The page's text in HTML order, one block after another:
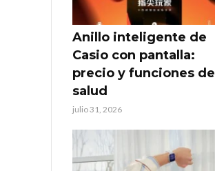
Anillo inteligente de
Casio con pantalla:
precio y funciones de
salud
julio 31, 2026